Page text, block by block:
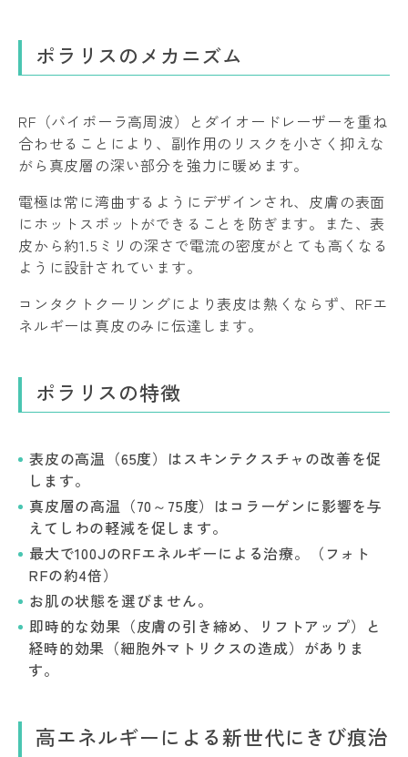
ポラリスのメカニズム
RF（バイポーラ高周波）とダイオードレーザーを重ね
合わせることにより、副作用のリスクを小さく抑えな
がら真皮層の深い部分を強力に暖めます。
電極は常に湾曲するようにデザインされ、皮膚の表面
にホットスポットができることを防ぎます。また、表
皮から約1.5ミリの深さで電流の密度がとても高くなる
ように設計されています。
コンタクトクーリングにより表皮は熱くならず、RFエ
ネルギーは真皮のみに伝達します。
ポラリスの特徴
表皮の高温（65度）はスキンテクスチャの改善を促
します。
真皮層の高温（70～75度）はコラーゲンに影響を与
えてしわの軽減を促します。
最大で100JのRFエネルギーによる治療。（フォト
RFの約4倍）
お肌の状態を選びません。
即時的な効果（皮膚の引き締め、リフトアップ）と
経時的効果（細胞外マトリクスの造成）がありま
す。
高エネルギーによる新世代にきび痕治